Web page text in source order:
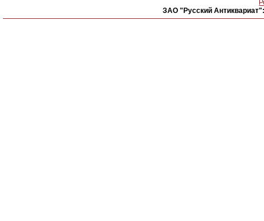
ЗАО "Русский Антиквариат":